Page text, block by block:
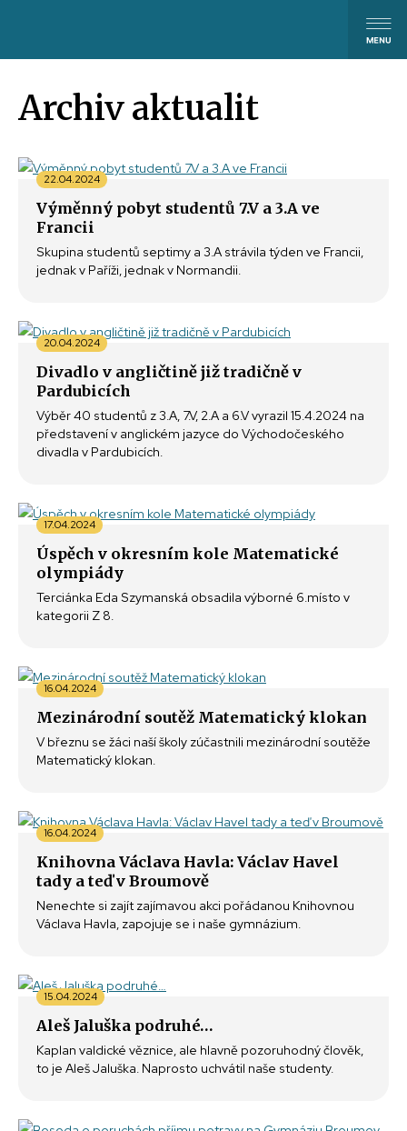
Archiv aktualit
Výměnný pobyt studentů 7.V a 3.A ve
Francii
22.04.2024
Skupina studentů septimy a 3.A strávila týden ve Francii,
jednak v Paříži, jednak v Normandii.
Divadlo v angličtině již tradičně v
Pardubicích
20.04.2024
Výběr 40 studentů z 3.A, 7.V, 2.A a 6.V vyrazil 15.4.2024 na
představení v anglickém jazyce do Východočeského
divadla v Pardubicích.
Úspěch v okresním kole Matematické
olympiády
17.04.2024
Terciánka Eda Szymanská obsadila výborné 6.místo v
kategorii Z 8.
Mezinárodní soutěž Matematický klokan
16.04.2024
V březnu se žáci naší školy zúčastnili mezinárodní soutěže
Matematický klokan.
Knihovna Václava Havla: Václav Havel
tady a teď v Broumově
16.04.2024
Nenechte si zajít zajímavou akci pořádanou Knihovnou
Václava Havla, zapojuje se i naše gymnázium.
Aleš Jaluška podruhé…
15.04.2024
Kaplan valdické věznice, ale hlavně pozoruhodný člověk,
to je Aleš Jaluška. Naprosto uchvátil naše studenty.